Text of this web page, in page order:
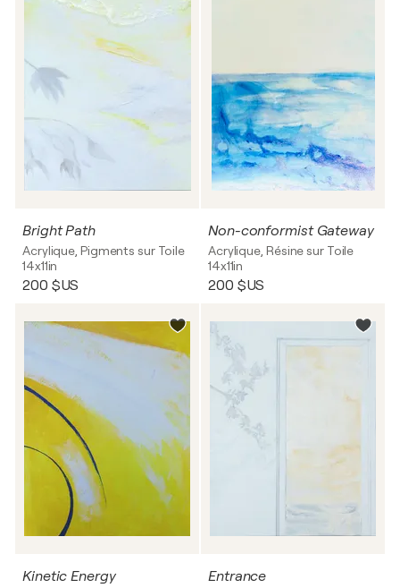
Bright Path
Acrylique, Pigments sur Toile
14x11in
200 $US
Non-conformist Gateway
Acrylique, Résine sur Toile
14x11in
200 $US
Kinetic Energy Entrance